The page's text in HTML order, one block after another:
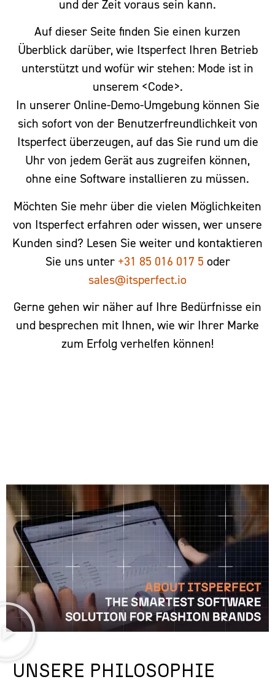
und der Zeit voraus sein kann.
Auf dieser Seite finden Sie einen kurzen
Überblick darüber, wie Itsperfect Ihren Betrieb
unterstützt und wofür wir stehen: Mode ist in
unserem <Code>.
In unserer Online-Demo-Umgebung können Sie
sich sofort von der Benutzerfreundlichkeit von
Itsperfect überzeugen, auf das Sie rund um die
Uhr von jedem Gerät aus zugreifen können,
ohne eine Software installieren zu müssen.
Möchten Sie mehr über die vielen Möglichkeiten
von Itsperfect erfahren oder wissen, wer unsere
Kunden sind? Lesen Sie weiter und kontaktieren
Sie uns unter +31 85 016 017 5 oder
sales@itsperfect.io
Gerne gehen wir näher auf Ihre Bedürfnisse ein
und besprechen mit Ihnen, wie wir Ihrer Marke
zum Erfolg verhelfen können!
UNSERE PHILOSOPHIE